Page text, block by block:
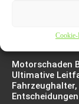
Motorschaden
Ultimative